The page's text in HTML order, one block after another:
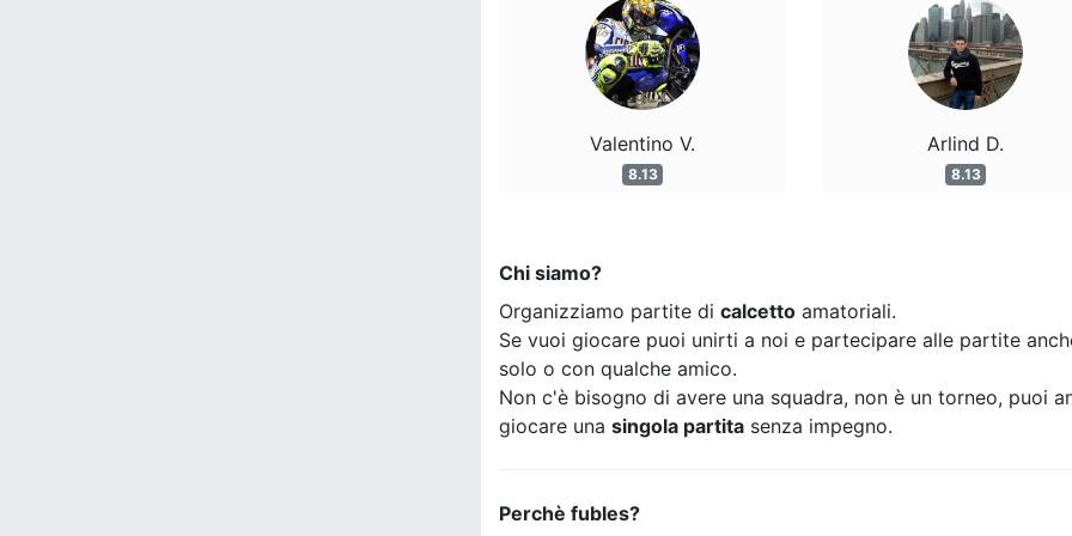
Valentino V.
8.13
Arlind D.
8.13
Chi siamo?
Organizziamo partite di calcetto amatoriali.
Se vuoi giocare puoi unirti a noi e partecipare alle partite
solo o con qualche amico.
Non c'è bisogno di avere una squadra, non è un torneo, puoi
giocare una singola partita senza impegno.
Perchè fubles?